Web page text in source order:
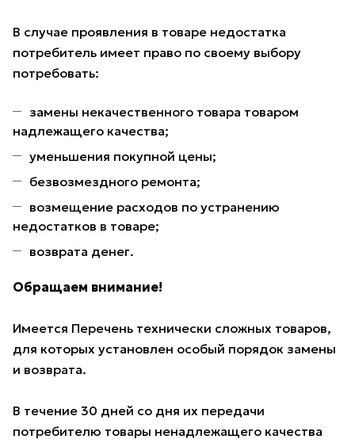
В случае проявления в товаре недостатка
потребитель имеет право по своему выбору
потребовать:
замены некачественного товара товаром
надлежащего качества;
уменьшения покупной цены;
безвозмездного ремонта;
возмещение расходов по устранению
недостатков в товаре;
возврата денег.
Обращаем внимание!
Имеется Перечень технически сложных товаров,
для которых установлен особый порядок замены
и возврата.
В течение 30 дней со дня их передачи
потребителю товары ненадлежащего качества